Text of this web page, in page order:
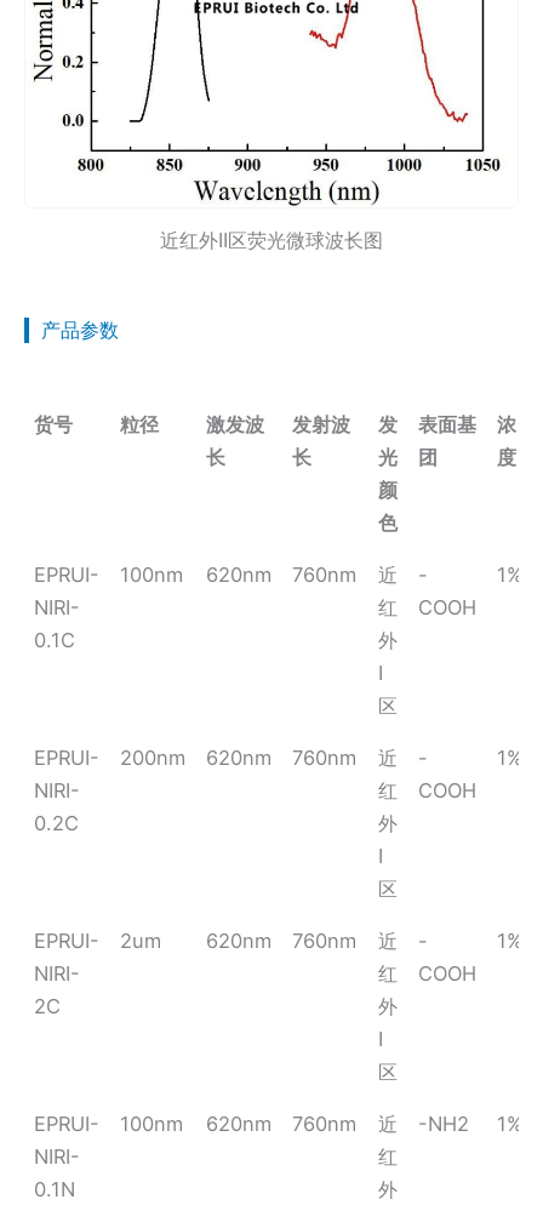
近红外II区荧光微球波长图
产品参数
货号 粒径
激发波
长
发射波
长
发
光
颜
色
表面基
团
浓
度
EPRUI-
NIRI-
0.1C
100nm 620nm 760nm
近
红
外
I
区
-
COOH
1%
EPRUI-
NIRI-
0.2C
200nm 620nm 760nm
近
红
外
I
区
-
COOH
1%
EPRUI-
NIRI-
2C
2um 620nm 760nm
近
红
外
I
区
-
COOH
1%
EPRUI-
NIRI-
0.1N
100nm 620nm 760nm
近
红
外
-NH2 1%